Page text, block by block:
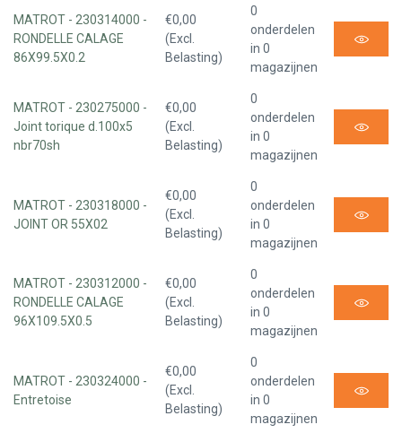
MATROT - 230314000 -
RONDELLE CALAGE
86X99.5X0.2
€0,00
(Excl.
Belasting)
0
onderdelen
in 0
magazijnen
MATROT - 230275000 -
Joint torique d.100x5
nbr70sh
€0,00
(Excl.
Belasting)
0
onderdelen
in 0
magazijnen
MATROT - 230318000 -
JOINT OR 55X02
€0,00
(Excl.
Belasting)
0
onderdelen
in 0
magazijnen
MATROT - 230312000 -
RONDELLE CALAGE
96X109.5X0.5
€0,00
(Excl.
Belasting)
0
onderdelen
in 0
magazijnen
MATROT - 230324000 -
Entretoise
€0,00
(Excl.
Belasting)
0
onderdelen
in 0
magazijnen